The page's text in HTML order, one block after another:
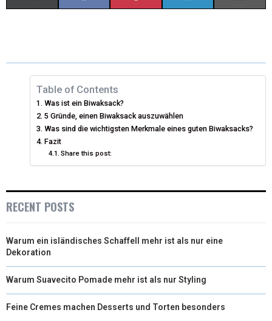
W
I
T
T
)
E
B
O
O
K
T
E
K
I
I
Table of Contents
Was ist ein Biwaksack?
5 Gründe, einen Biwaksack auszuwählen
Was sind die wichtigsten Merkmale eines guten Biwaksacks?
Fazit
Share this post:
RECENT POSTS
Warum ein isländisches Schaffell mehr ist als nur eine
Dekoration
Warum Suavecito Pomade mehr ist als nur Styling
Feine Cremes machen Desserts und Torten besonders